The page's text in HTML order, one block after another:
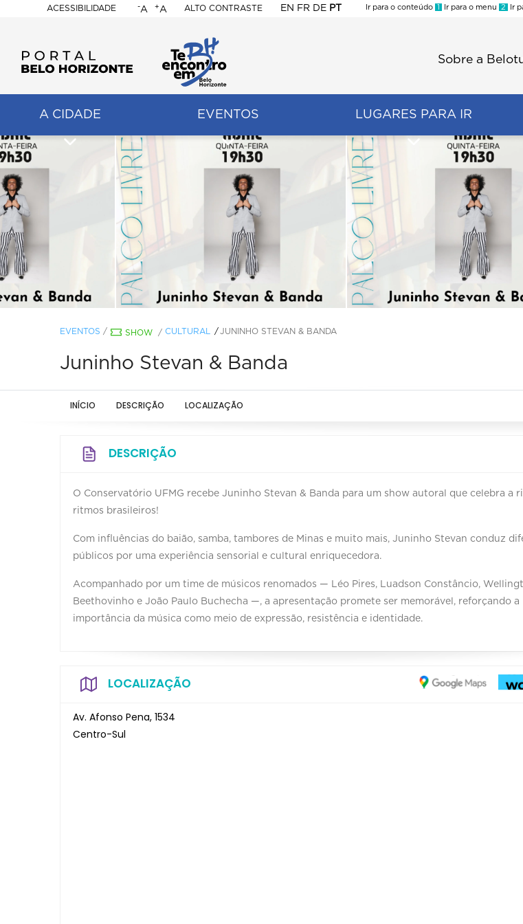
ACESSIBILIDADE
BELO
HORIZONTE
-A +A ALTO CONTRASTE EN FR DE PT
Ir para o conteúdo 1 Ir para o menu 2 Ir
Sobre a
A CIDADE EVENTOS LUGARES PARA IR
EVENTOS / SHOW / CULTURAL JUNINHO STEVAN & BANDA
Juninho Stevan & Banda
INÍCIO DESCRIÇÃO LOCALIZAÇÃO
DESCRIÇÃO
O Conservatório UFMG recebe Juninho Stevan & Banda para um show autoral que celebra a
ritmos brasileiros!
Com influências do baião, samba, tambores de Minas e muito mais, Juninho Stevan conduz
públicos por uma experiência sensorial e cultural enriquecedora.
Acompanhado por um time de músicos renomados — Léo Pires, Luadson Constâncio,
Beethovinho e João Paulo Buchecha —, a apresentação promete ser memorável, reforçando a
importância da música como meio de expressão, resistência e identidade.
LOCALIZAÇÃO
Av. Afonso Pena, 1534
Centro-Sul